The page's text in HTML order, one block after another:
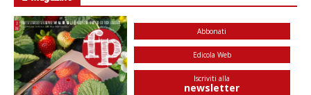
Abbonati
Edicola Web
Iscriviti alla
newsletter